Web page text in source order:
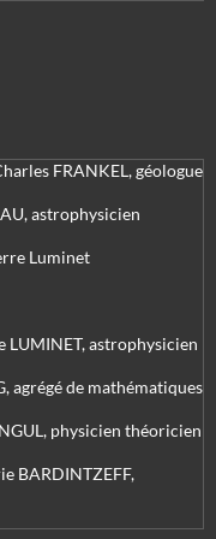
FRANKEL, géologue
astrophysicien
Luminet
LUMINET, astrophysicien
agrégé de mathématiques
physicien théoricien
BARDINTZEFF,